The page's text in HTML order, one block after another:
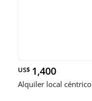
US$ 1,400
Alquiler local céntrico